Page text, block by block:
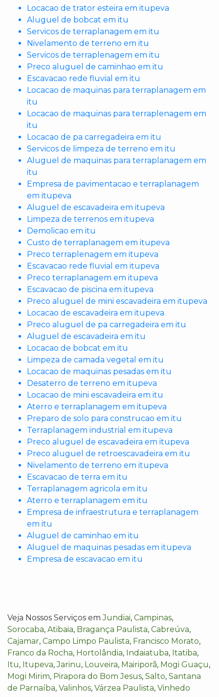
Locacao de trator esteira em itupeva
Aluguel de bobcat em itu
Servicos de terraplanagem em itu
Nivelamento de terreno em itu
Servicos de terraplenagem em itu
Preco aluguel de caminhao em itu
Escavacao rede fluvial em itu
Locacao de maquinas para terraplanagem em
itu
Locacao de maquinas para terraplenagem em
itu
Locacao de pa carregadeira em itu
Servicos de limpeza de terreno em itu
Aluguel de maquinas para terraplanagem em
itu
Empresa de pavimentacao e terraplanagem
em itupeva
Aluguel de escavadeira em itupeva
Limpeza de terrenos em itupeva
Demolicao em itu
Custo de terraplanagem em itupeva
Preco terraplenagem em itupeva
Escavacao rede fluvial em itupeva
Preco terraplanagem em itupeva
Escavacao de piscina em itupeva
Preco aluguel de mini escavadeira em itupeva
Locacao de escavadeira em itupeva
Preco aluguel de pa carregadeira em itu
Aluguel de escavadeira em itu
Locacao de bobcat em itu
Limpeza de camada vegetal em itu
Locacao de maquinas pesadas em itu
Desaterro de terreno em itupeva
Locacao de mini escavadeira em itu
Aterro e terraplanagem em itupeva
Preparo de solo para construcao em itu
Terraplanagem industrial em itupeva
Preco aluguel de escavadeira em itupeva
Preco aluguel de retroescavadeira em itu
Nivelamento de terreno em itupeva
Escavacao de terra em itu
Terraplanagem agricola em itu
Aterro e terraplanagem em itu
Empresa de infraestrutura e terraplanagem
em itu
Aluguel de caminhao em itu
Aluguel de maquinas pesadas em itupeva
Empresa de escavacao em itu
Veja Nossos Serviços emJundiai, Campinas,
Sorocaba, Atibaia, Bragança Paulista, Cabreúva,
Cajamar, Campo Limpo Paulista, Francisco Morato,
Franco da Rocha, Hortolândia, Indaiatuba, Itatiba,
Itu, Itupeva,Jarinu, Louveira, Mairiporã, Mogi Guaçu,
Mogi Mirim, Pirapora do Bom Jesus, Salto, Santana
de Parnaíba, Valinhos, Várzea Paulista, Vinhedo